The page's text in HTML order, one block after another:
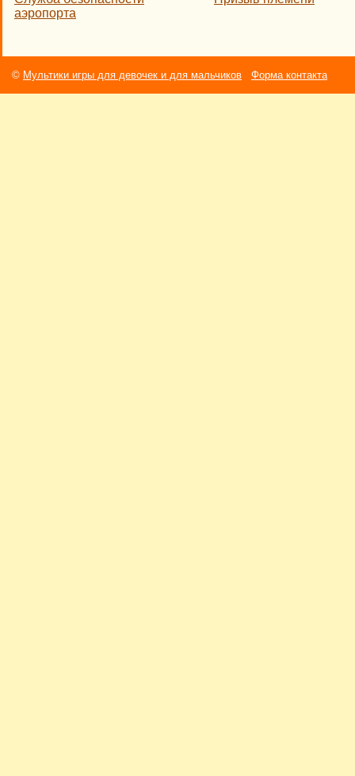
аэропорта
© Мультики игры для девочек и для мальчиков Форма контакта